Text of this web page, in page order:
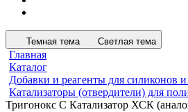
Темная тема Светлая тема
Главная
Каталог
Добавки и реагенты для силиконов
Катализаторы (отвердители) для
Тригонокс С Катализатор ХСК